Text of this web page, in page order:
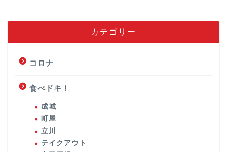
カテゴリー
コロナ
食べドキ！
成城
町屋
立川
テイクアウト